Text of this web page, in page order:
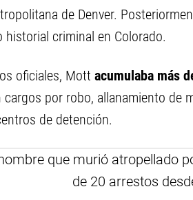
de Denver.
criminal en Colorado.
oficiales, Mott acumulaba más
por robo, allanamiento de
de detención.